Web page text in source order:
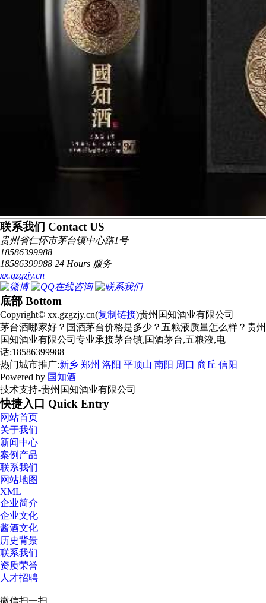
联系我们 Contact US
贵州省仁怀市茅台镇中心路1号
18586399988
18586399988 24 Hours 服务
xx.gzgzjy.cn
底部 Bottom
Copyright© xx.gzgzjy.cn(复制链接)贵州国知酒业有限公司
茅台酒哪家好？国酒茅台价格是多少？五粮液质量怎么样？贵州
国知酒业有限公司专业承接茅台镇,国酒茅台,五粮液,电
话:18586399988
热门城市推广:新乡 郑州 洛阳 平顶山 南阳 周口 商丘 信阳
Powered by 国知酒
技术支持-贵州国知酒业有限公司
快捷入口 Quick Entry
网站首页
关于我们
新闻中心
案例产品
联系我们
网站地图
XML
企业简介
企业文化
酱酒文化
历史背景
联系我们
资质荣誉
人才招聘
微信扫一扫